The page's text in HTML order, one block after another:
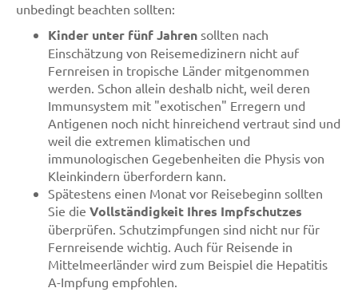
unbedingt beachten sollten:
Kinder unter fünf Jahren sollten nach
Einschätzung von Reisemedizinern nicht auf
Fernreisen in tropische Länder mitgenommen
werden. Schon allein deshalb nicht, weil deren
Immunsystem mit "exotischen" Erregern und
Antigenen noch nicht hinreichend vertraut sind und
weil die extremen klimatischen und
immunologischen Gegebenheiten die Physis von
Kleinkindern überfordern kann.
Spätestens einen Monat vor Reisebeginn sollten
Sie die Vollständigkeit Ihres Impfschutzes
überprüfen. Schutzimpfungen sind nicht nur für
Fernreisende wichtig. Auch für Reisende in
Mittelmeerländer wird zum Beispiel die Hepatitis
A-Impfung empfohlen.